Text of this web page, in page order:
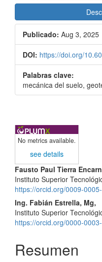
Publicado: Aug 3, 2025
DOI: https://doi.org/
Palabras clave:
mecánica del suelo,
No metrics available.
see details
Contenido
principal
del
artículo
Fausto Paul Tierra
Instituto Superior
https://orcid.org/0009-
Ing. Fabián Estrella, Mg,
Instituto Superior
https://orcid.org/0000-
Resumen